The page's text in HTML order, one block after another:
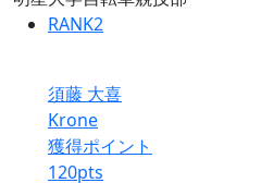
RANK2
須藤 大喜
Krone
獲得ポイント
120pts